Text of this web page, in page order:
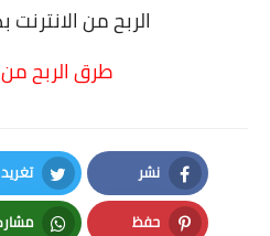
الربح من
طرق الربح من
نشر
Facebook
تغريد
Twitter
حفظ